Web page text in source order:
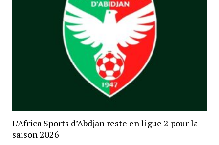
L’Africa Sports d’Abdjan reste en ligue 2 pour la
saison 2026